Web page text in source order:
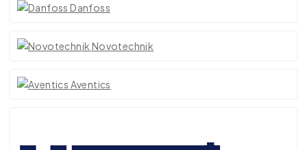
Danfoss
Novotechnik
Aventics